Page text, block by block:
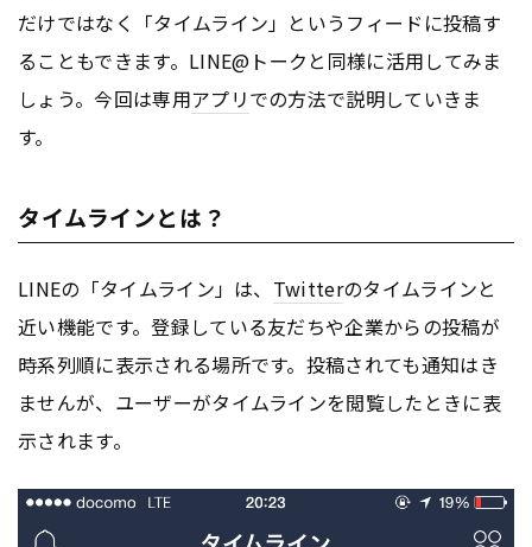
だけではなく「タイムライン」というフィードに投稿す
ることもできます。LINE@トークと同様に活用してみま
しょう。今回は専用アプリでの方法で説明していきま
す。
タイムラインとは？
LINEの「タイムライン」は、 Twitterのタイムラインと
近い機能です。登録している友だちや企業からの投稿が
時系列順に表示される場所です。投稿されても通知はき
ませんが、ユーザーがタイムラインを閲覧したときに表
示されます。